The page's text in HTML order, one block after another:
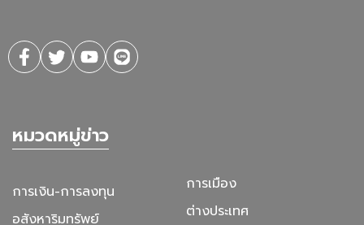
หมวดหมู่ข่าว
การเงิน-การลงทุน
อสังหาริมทรัพย์
การเมือง
ต่างประเทศ